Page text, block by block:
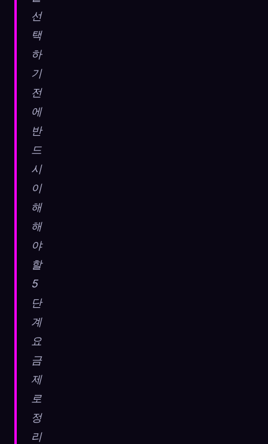
선
택
하
기
전
에
반
드
시
이
해
해
야
할
5
단
계
요
금
제
로
정
리